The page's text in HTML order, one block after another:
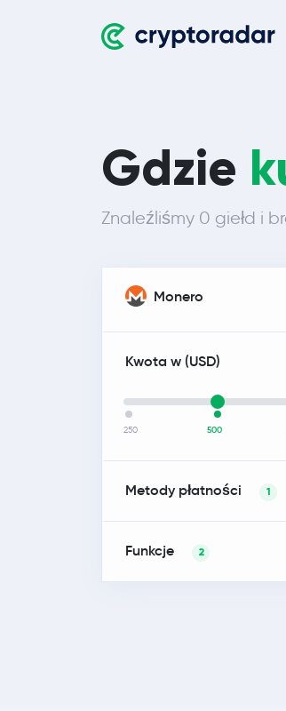
Gdzie
Znaleźliśmy 0 giełd i
Monero
Kwota w (USD)
250 500
Metody płatności 1
Funkcje 2